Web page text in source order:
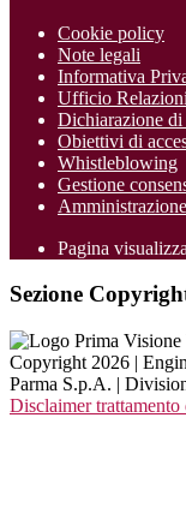
Cookie policy
Note legali
Informativa
Ufficio
Dichiarazione di
Obiettivi di
Whistleblowing
Gestione
Pagina
Sezione
Copyright 2026 |
Parma S.p.A. |
Disclaimer trattamento